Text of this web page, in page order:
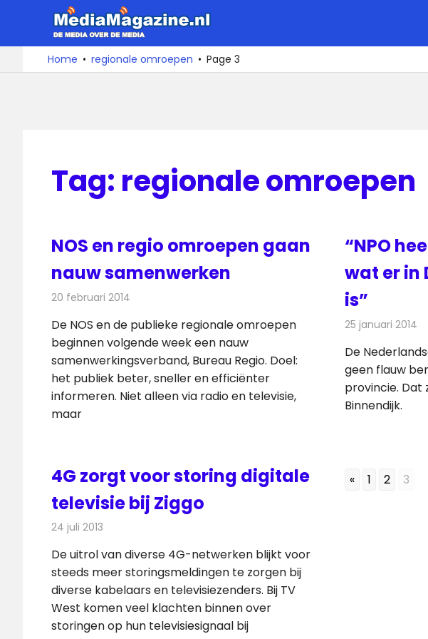
de
De
media
over
Home regionale omroepen Page 3
Tag: regionale omroepen
NOS en regio omroepen gaan
nauw samenwerken
20 februari 2014
De NOS en de publieke regionale omroepen
beginnen volgende week een nauw
samenwerkingsverband, Bureau Regio. Doel:
het publiek beter, sneller en efficiënter
informeren. Niet alleen via radio en televisie,
maar
“NPO
wat er in
is”
25 januari 2014
De
geen flauw
provincie. Dat
Binnendijk.
4G zorgt voor storing digitale
televisie bij Ziggo
24 juli 2013
De uitrol van diverse 4G-netwerken blijkt voor
steeds meer storingsmeldingen te zorgen bij
diverse kabelaars en televisiezenders. Bij TV
West komen veel klachten binnen over
storingen op hun televisiesignaal bij
« 1 2 3